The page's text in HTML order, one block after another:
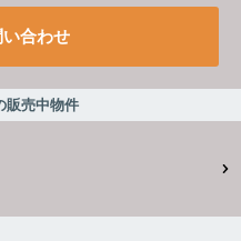
い合わせ
販売中物件